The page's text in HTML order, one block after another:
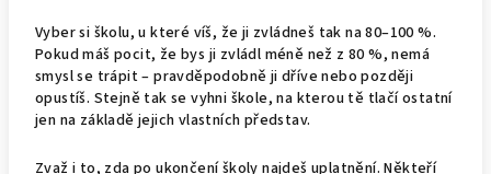
Vyber si školu, u které víš, že ji zvládneš tak na 80–100 %.
Pokud máš pocit, že bys ji zvládl méně než z 80 %, nemá
smysl se trápit – pravděpodobně ji dříve nebo později
opustíš. Stejně tak se vyhni škole, na kterou tě tlačí ostatní
jen na základě jejich vlastních představ.
Zvaž i to, zda po ukončení školy najdeš uplatnění. Někteří